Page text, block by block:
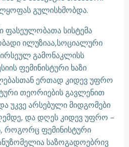
გულისხმობდა.
ფასეულობათა სისტემა
ილუზიაა,სოციალური
გამონაკლისს
ფემინისტური ხაზი
ერთად კიდევ უფრო
თეორიების გავლენით
უკვე არსებული მიდგომები
და დღეს კიდევ უფრო –
როგორც ფემინისტური
საზოგადოებრივ